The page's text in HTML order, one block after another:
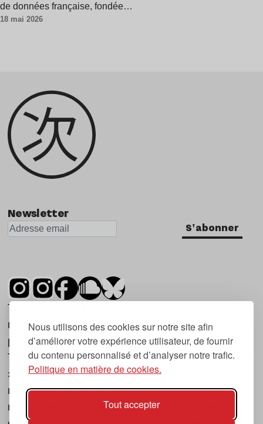
Nous utilisons des cookies sur notre site afin
d’améliorer votre expérience utilisateur, de fournir
du contenu personnalisé et d’analyser notre trafic.
Politique en matière de cookies.
Tout accepter
de données française, fondée…
18 mai 2026
Newsletter
S'abonner
Tsugi est un mensuel indépendant sur la
musique et les nouvelles tendances, dont la
première parution date de 2007.
Tsugi en japonais signifie « prochain », « suivant
», ce qui correspond à la thématique du
magazine, à l’affût des nouvelles tendances
musicales, qu’elles viennent de la musique